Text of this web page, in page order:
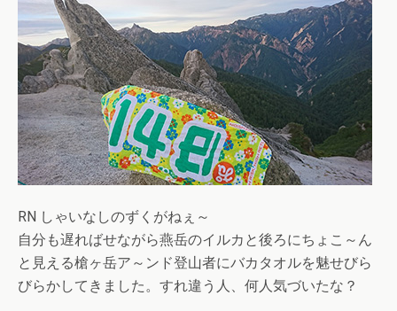
RN しゃいなしのずくがねぇ～
自分も遅ればせながら燕岳のイルカと後ろにちょこ～ん
と見える槍ヶ岳ア～ンド登山者にバカタオルを魅せびら
びらかしてきました。すれ違う人、何人気づいたな？